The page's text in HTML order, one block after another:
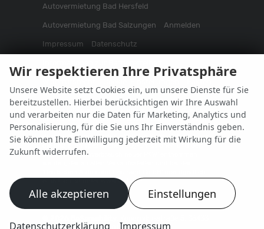
Autovermietung Bad Hersfeld
Autovermietung Bad Salzungen Anmelden
Impressum Datenschutz
Widerrufsrecht Fakten
Weitere Informationen zum offiziellen Kraftstoffverbrauch
und zu den offiziellen spezifischen CO
-Emissionen und
gegebenenfalls zum Stromverbrauch neuer PKW können
dem 'Leitfaden über den offiziellen Kraftstoffverbrauch,
die offiziellen spezifischen CO
offiziellen Stromverbrauch neuer PKW' entnommen
erhältlich ist unter www.dat.de.
Wir respektieren Ihre Privatsphäre
Unsere Website setzt Cookies ein, um unsere Dienste für Sie
bereitzustellen. Hierbei berücksichtigen wir Ihre Auswahl
und verarbeiten nur die Daten für Marketing, Analytics und
Personalisierung, für die Sie uns Ihr Einverständnis geben.
Sie können Ihre Einwilligung jederzeit mit Wirkung für die
Zukunft widerrufen.
Alle akzeptieren Einstellungen
Datenschutzerklärung Impressum